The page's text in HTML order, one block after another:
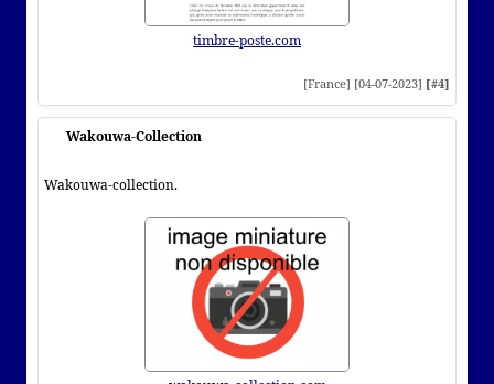
timbre-poste.com
[France] [04-07-2023] [#4]
Wakouwa-Collection
Wakouwa-collection.